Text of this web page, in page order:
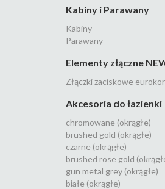
Kabiny i Parawany
Kabiny
Parawany
Elementy złączne
Złączki zaciskowe
Akcesoria do łazienki
chromowane (okrągłe)
brushed gold (okrągłe)
czarne (okrągłe)
brushed rose gold
gun metal grey (okrągłe)
białe (okrągłe)